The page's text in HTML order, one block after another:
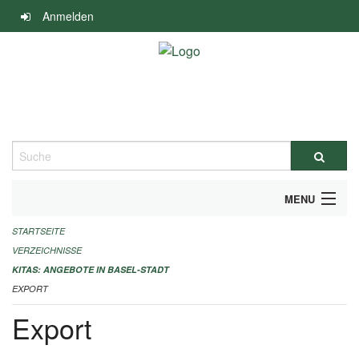
Navigation
überspringen
Anmelden
Suche
MENU
ALLGEMEINE INFORMATIONEN
IMPRESSUM
STARTSEITE
VERZEICHNISSE
KITAS: ANGEBOTE IN BASEL-STADT
EXPORT
Export